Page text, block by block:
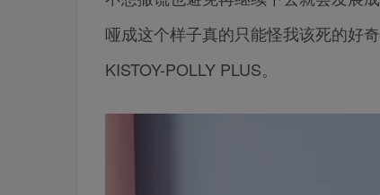
哑成这个样子真的只能怪我该死的好
KISTOY-POLLY PLUS。